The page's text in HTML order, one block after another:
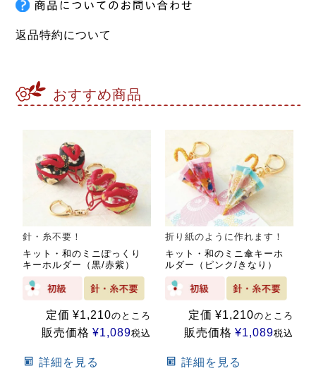
返品特約について
おすすめ商品
針・糸不要！
キット・和のミニぽっくり
キーホルダー（黒/赤紫）
定価 ¥1,210のところ
販売価格 ¥1,089税込
詳細を見る
折り紙のように作れます！
キット・和のミニ傘キーホ
ルダー（ピンク/きなり）
定価 ¥1,210のところ
販売価格 ¥1,089税込
詳細を見る